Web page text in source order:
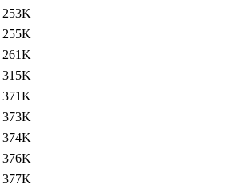
253K
255K
261K
315K
371K
373K
374K
376K
377K